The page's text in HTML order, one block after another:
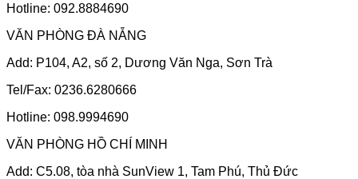
Hotline: 092.8884690
VĂN PHÒNG ĐÀ NẴNG
Add: P104, A2, số 2, Dương Văn Nga, Sơn Trà
Tel/Fax: 0236.6280666
Hotline: 098.9994690
VĂN PHÒNG HỒ CHÍ MINH
Add: C5.08, tòa nhà SunView 1, Tam Phú, Thủ Đức